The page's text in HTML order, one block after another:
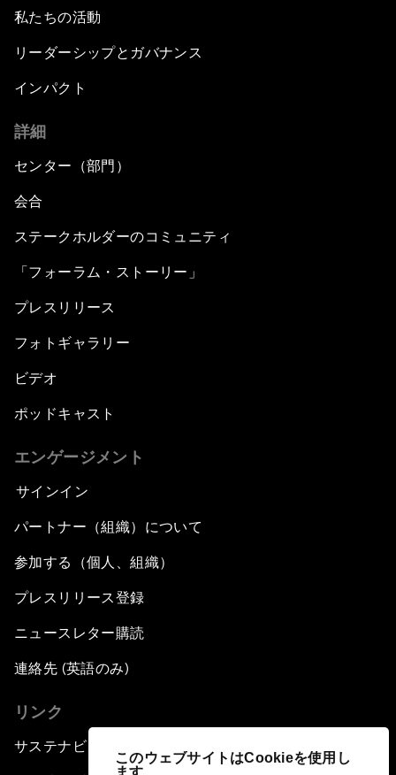
このウェブサイトはCookieを使用し
ます
私たちの活動
リーダーシップとガバナンス
インパクト
詳細
センター（部門）
会合
ステークホルダーのコミュニティ
「フォーラム・ストーリー」
プレスリリース
フォトギャラリー
ビデオ
ポッドキャスト
エンゲージメント
サインイン
パートナー（組織）について
参加する（個人、組織）
プレスリリース登録
ニュースレター購読
連絡先 (英語のみ)
リンク
サステナビリティへの取り組み